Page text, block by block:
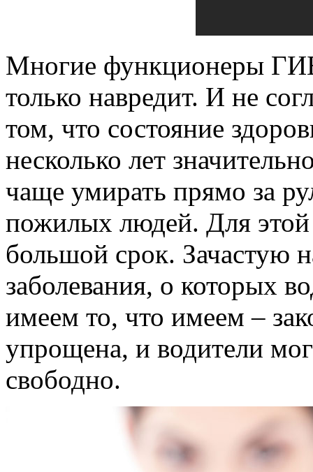
Многие функционеры
только навредит. И не
том, что состояние
несколько лет
чаще умирать прямо за
пожилых людей. Для этой
большой срок. Зачастую
заболевания, о которых
имеем то, что имеем –
упрощена, и водители
свободно.